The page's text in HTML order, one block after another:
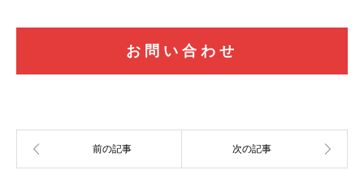
お問い合わせ